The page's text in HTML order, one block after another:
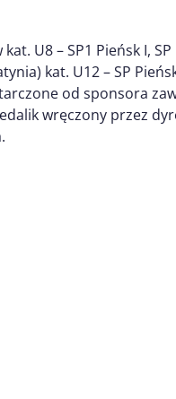
U8 – SP1 Pieńsk I,
kat. U12 – SP
od sponsora
wręczony przez